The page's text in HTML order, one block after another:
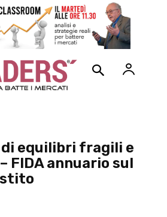
equilibri fragili e
FIDA annuario sul